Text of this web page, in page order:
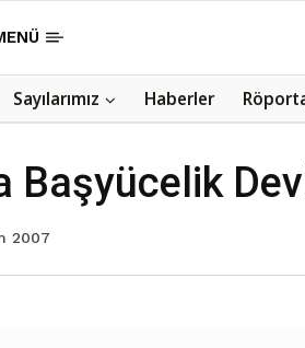
Sayılarımız Haberler
Başyücelik
2007